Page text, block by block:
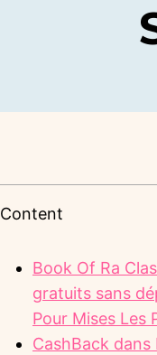
Content
Book Of Ra
gratuits sans
Pour Mises Les
CashBack dans